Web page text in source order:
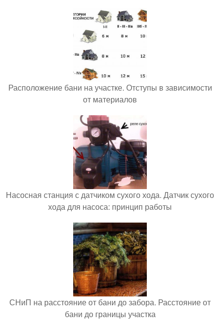
Расположение бани на участке. Отступы в зависимости
от материалов
Насосная станция с датчиком сухого хода. Датчик сухого
хода для насоса: принцип работы
СНиП на расстояние от бани до забора. Расстояние от
бани до границы участка